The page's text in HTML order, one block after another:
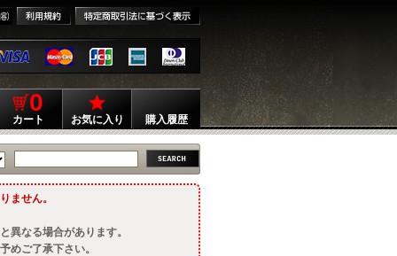
0
カート お気に入り 購入履歴
ません。
異なる場合があります。
めご了承下さい。